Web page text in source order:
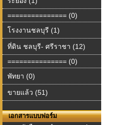
=============== (0)
โรงงานชลบุรี (1)
ที่ดิน ชลบุรี- ศรีราชา (12)
=============== (0)
พัทยา (0)
ขายแล้ว (51)
เอกสารแบบฟอร์ม